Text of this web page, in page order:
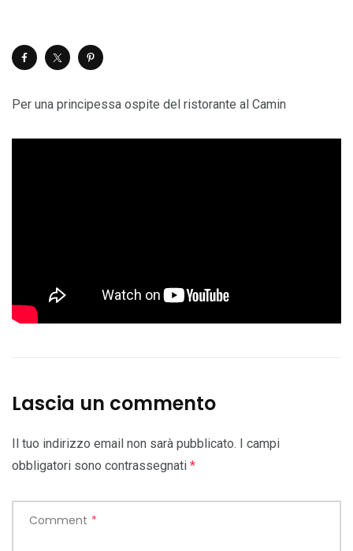
Per una principessa ospite del ristorante al Camin
Lascia un commento
Il tuo indirizzo email non sarà pubblicato. I campi
obbligatori sono contrassegnati *
Comment *